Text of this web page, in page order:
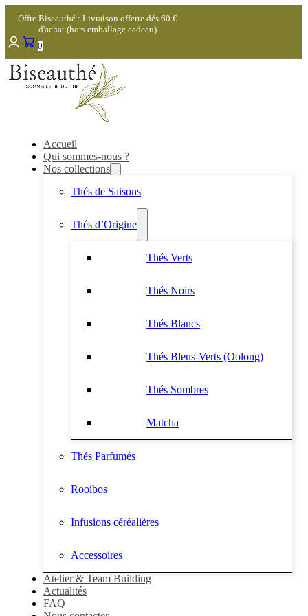
Offre Biseauthé : Livraison offerte dés 60 €
d'achat (hors emballage cadeau)
0
Accueil
Qui sommes-nous ?
Nos collections
Thés de Saisons
Thés d’Origine
Thés Verts
Thés Noirs
Thés Blancs
Thés Bleus-Verts (Oolong)
Thés Sombres
Matcha
Thés Parfumés
Rooibos
Infusions céréalières
Accessoires
Atelier & Team Building
Actualités
FAQ